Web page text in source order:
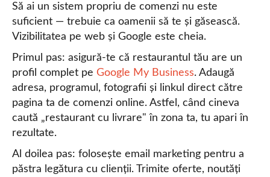
Să ai un sistem propriu de comenzi nu este
suficient — trebuie ca oamenii să te și găsească.
Vizibilitatea pe web și Google este cheia.
Primul pas: asigură-te că restaurantul tău are un
profil complet pe Google My Business. Adaugă
adresa, programul, fotografii și linkul direct către
pagina ta de comenzi online. Astfel, când cineva
caută „restaurant cu livrare" în zona ta, tu apari în
rezultate.
Al doilea pas: folosește email marketing pentru a
păstra legătura cu clienții. Trimite oferte, noutăți